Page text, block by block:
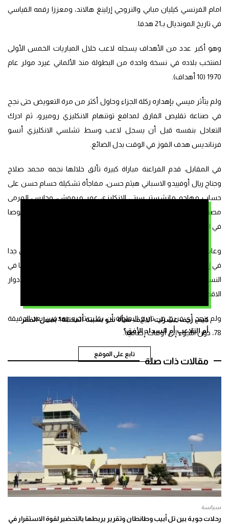
كيف زحف عشرات الالاف فجأة نحو سبتة المحتلة؟ بفعل الفقر
أم التلاعب أم انسداد الأفق؟
تابع على الموقع
امام الفرنسي كيليان مبابي والنروجي إرلينغ هالاند، ومعززا رقمه القياسي
في تاريخ المونديال بـ21 هدفا.
وهو أكبر عدد من الأهداف يسجله لاعب خلال المباريات الخمس الأولى
لمنتخب بلاده في نسخة واحدة من البطولة منذ الألماني غيرد مولر عام
1970 (10 أهداف).
ولم يتأثر ميسي بإهداره ركلة الجزاء وحاول أكثر من مرة التعويض حتى نجح
في صناعة تقليص الفارق لمدافع توتنهام الانكليزي روميرو، ثم ادرك
التعادل بنفسه قبل أن يسجل لاعب وسط تشلسي الانكليزي أنسو
فرنانديس هدف الفوز في الوقت بدل الضائع.
في المقابل، قدم الفراعنة مباراة كبيرة تألق خلالها نجمه محمد صلاح
وجناح ريال أوفييدو الاسباني هيثم حسن، مفاجأة تشكيلة حسام حسن على
حساب مهاجم مانشستر سيتي الانكليزي عمر مرموش، وحارس المرمى
مصطفى شوبير الذي وقف سدا منيعا امام هجمات أبطال العالم خصوصا
في الشوط الأول.
وعاب المصريين التركيز في الدقائق العشر الاخيرة بعدما كانوا قريبين جدا
في إنجاز تاريخي كانوا سيضيفونه الى سلسلة من الانجازات التي حققوها في
النسخة الحالية بدء من أول فوز لهم في النهائيات وأول تأهل الى الادوار
الاقصائية، وأول تأهل الى ثمن النهائي.
ولم ينجح أي فريق في تاريخ البطولة أن يقلب تأخره بهدفين بعد الدقيقة
78، دون اللجوء إلى أوقات إضافية.
مقالات ذات صلة
سياسة
رحلات جوية بين تل أبيب وطانطان وتقرير يربطها بالتحضير لقوة الاستقرار في